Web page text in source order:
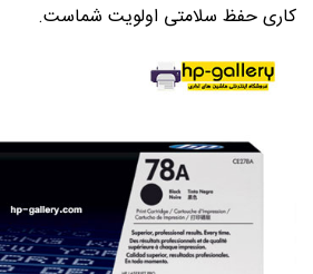
کاری حفظ سلامتی اولویت شماست.